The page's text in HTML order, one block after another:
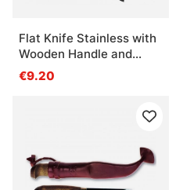
Flat Knife Stainless with
Wooden Handle and
Paring Rod
€9.20